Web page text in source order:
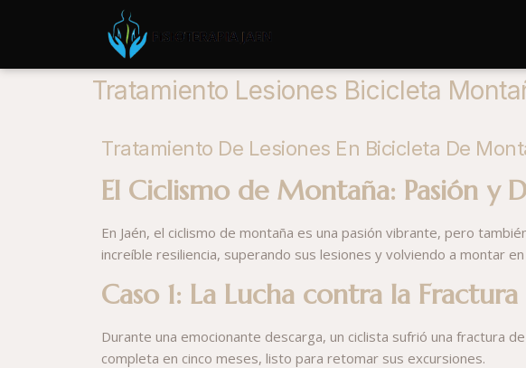
Tratamiento Lesiones Bicicleta
Tratamiento De Lesiones En Bicicleta De
El Ciclismo de Montaña: Pasión y
En Jaén, el ciclismo de montaña es una pasión vibrante, pero
increíble resiliencia, superando sus lesiones y volviendo a montar
Caso 1: La Lucha contra la
Durante una emocionante descarga, un ciclista sufrió una fractura
completa en cinco meses, listo para retomar sus excursiones.